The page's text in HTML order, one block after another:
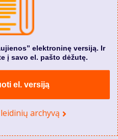
elektroninę versiją. Ir
į savo el. pašto dėžutę.
el. versiją
archyvą